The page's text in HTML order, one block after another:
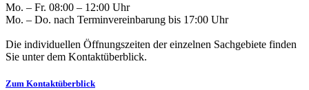
Mo. – Fr. 08:00 – 12:00 Uhr
Mo. – Do. nach Terminvereinbarung bis 17:00 Uhr
Die individuellen Öffnungszeiten der einzelnen Sachgebiete finden
Sie unter dem Kontaktüberblick.
Zum Kontaktüberblick